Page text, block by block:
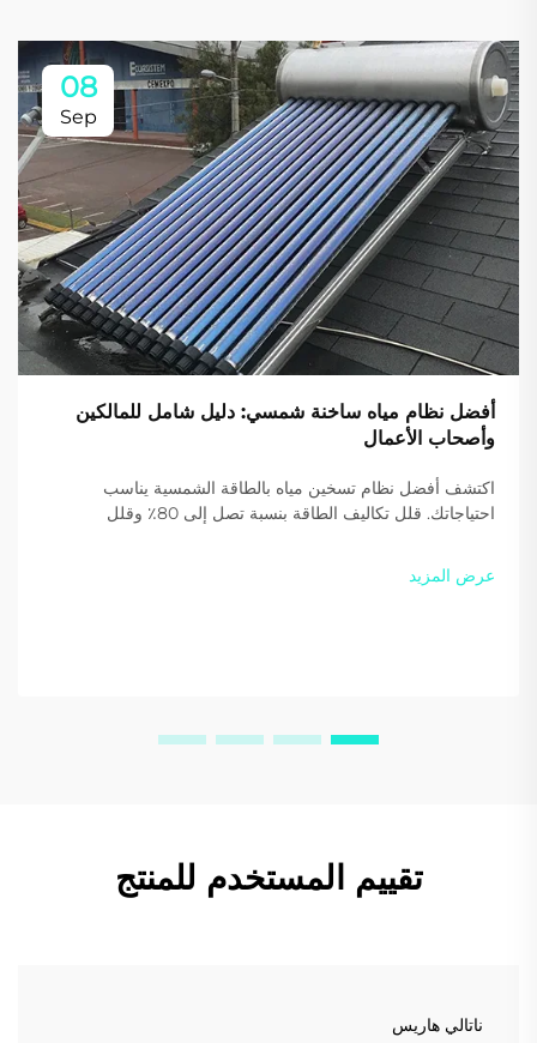
08
Sep
أفضل نظام مياه ساخنة شمسي: دليل شامل للمالكين
وأصحاب الأعمال
اكتشف أفضل نظام تسخين مياه بالطاقة الشمسية يناسب
احتياجاتك. قلل تكاليف الطاقة بنسبة تصل إلى 80٪ وقلل
عرض سعر مخصص اليوم.
عرض المزيد
تقييم المستخدم للمنتج
ناتالي هاريس